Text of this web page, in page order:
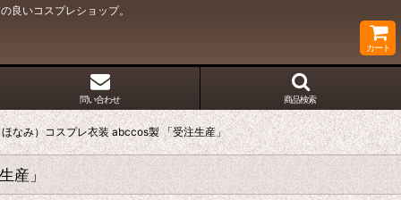
良いコスプレショップ。
カート
問い合わせ 商品検索
なみ）コスプレ衣装 abccos製 「受注生産」
産」